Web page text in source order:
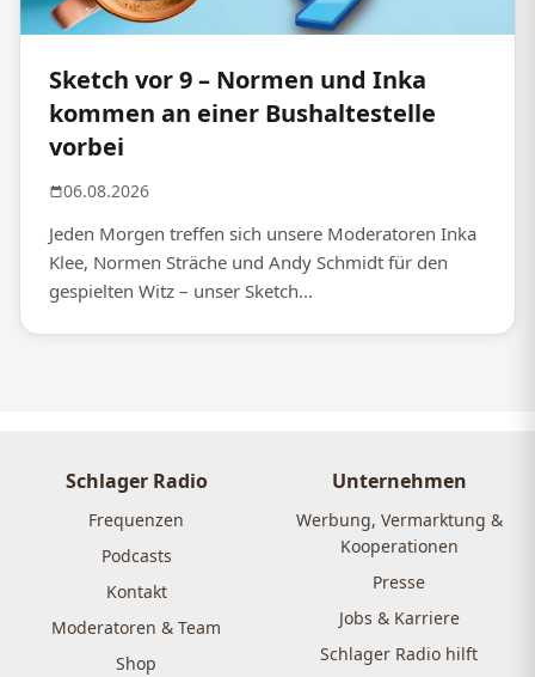
Sketch vor 9 – Normen und Inka
kommen an einer Bushaltestelle
vorbei
06.08.2026
Jeden Morgen treffen sich unsere Moderatoren Inka
Klee, Normen Sträche und Andy Schmidt für den
gespielten Witz – unser Sketch...
Schlager Radio
Frequenzen
Podcasts
Kontakt
Moderatoren & Team
Shop
Unternehmen
Werbung, Vermarktung &
Kooperationen
Presse
Jobs & Karriere
Schlager Radio hilft